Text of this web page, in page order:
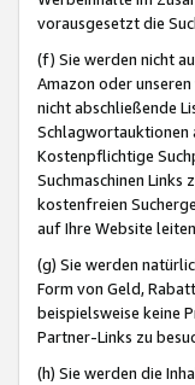
vorausgesetzt die
(f) Sie werden nicht
Amazon oder
nicht abschließende
Schlagwortauktionen
Kostenpflichtige
Suchmaschinen
kostenfreien
auf Ihre Website
(g) Sie werden
Form von Geld,
beispielsweise keine
Partner-Links zu
(h) Sie werden die